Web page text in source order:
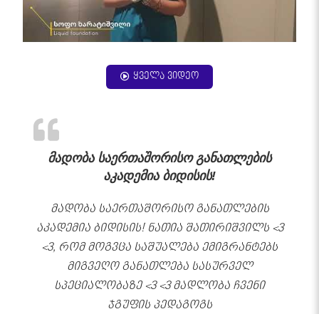
ყველა ვიდეო
მადობა საერთაშორისო განათლების
აკადემია ბიდისის!
მადობა საერთაშორისო განათლების
აკადემია ბიდისის! ნათია შათირიშვილს <3
<3, რომ მოგვცა საშუალება ემიგრანტებს
მიგვეღო განათლება სასურველ
სპეციალობაზე <3 <3 მადლობა ჩვენი
ჯგუფის პედაგოგს